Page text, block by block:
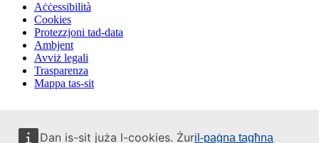
Dan is-sit juża l-cookies. Żuril-paġna tagħna
Aċċessibilità
Cookies
Protezzjoni tad-data
Ambjent
Avviż legali
Trasparenza
Mappa tas-sit